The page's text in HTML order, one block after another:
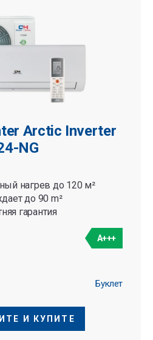
Arctic Inverter
NG
нагрев до 120 м²
до 90 m²
гарантия
A+++
Буклет
И КУПИТЕ